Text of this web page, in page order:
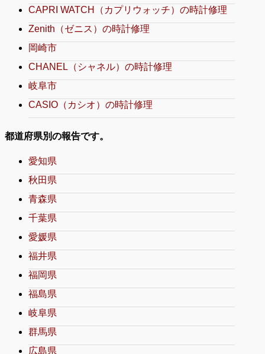
CAPRI WATCH（カプリウォッチ）の時計修理
Zenith（ゼニス）の時計修理
岡崎市
CHANEL（シャネル）の時計修理
岐阜市
CASIO（カシオ）の時計修理
都道府県別の報告です。
愛知県
秋田県
青森県
千葉県
愛媛県
福井県
福岡県
福島県
岐阜県
群馬県
広島県